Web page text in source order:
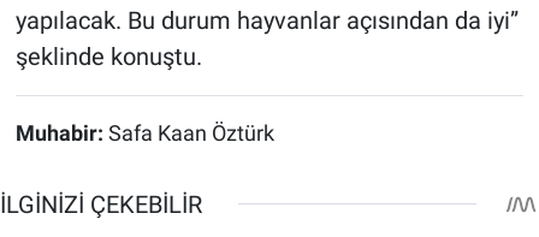
yapılacak. Bu durum hayvanlar açısından da iyi”
şeklinde konuştu.
Muhabir: Safa Kaan Öztürk